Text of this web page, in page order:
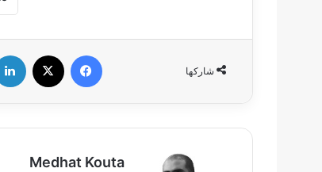
شاركها
فيسبوك
Medhat Kouta